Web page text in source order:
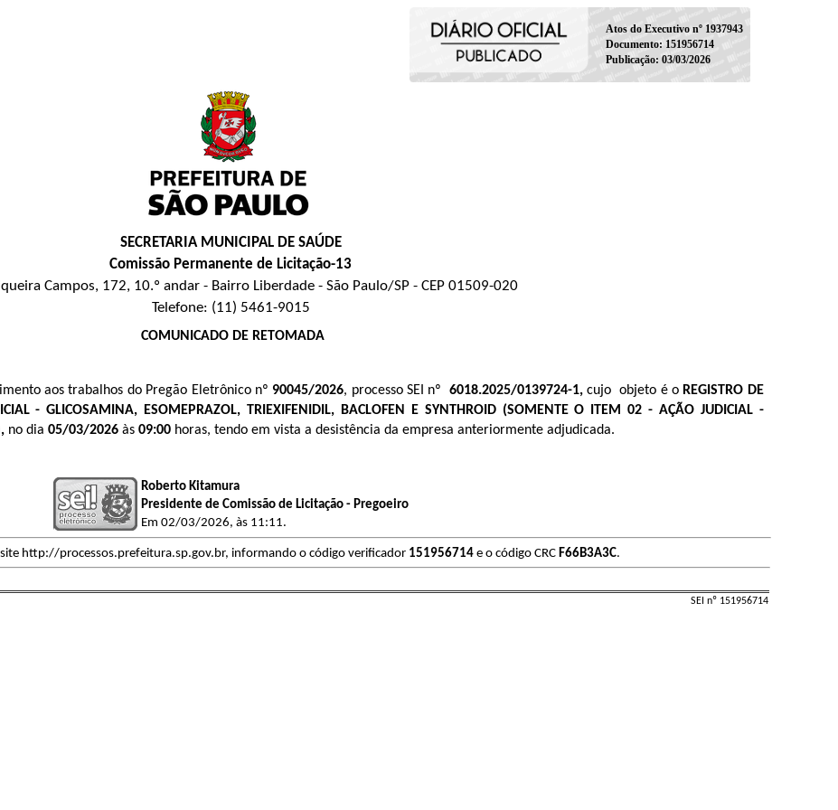
Atos do Executivo nº 1937943
Documento: 151956714
Publicação: 03/03/2026
SECRETARIA MUNICIPAL DE SAÚDE
Comissão Permanente de Licitação-13
Campos, 172, 10.º andar - Bairro Liberdade - São Paulo/SP - CEP 01509-020
Telefone: (11) 5461-9015
COMUNICADO DE RETOMADA
aos trabalhos do Pregão Eletrônico nº 90045/2026, processo SEI nº6018.2025/0139724-1,cujo objeto é o REGISTRO DE
- GLICOSAMINA, ESOMEPRAZOL, TRIEXIFENIDIL, BACLOFEN E SYNTHROID (SOMENTE O ITEM 02 - AÇÃO JUDICIAL -
no dia05/03/2026 às09:00 horas, tendo em vista a desistência da empresa anteriormente adjudicada.
Roberto Kitamura
Presidente de Comissão de Licitação - Pregoeiro
Em 02/03/2026, às 11:11.
http://processos.prefeitura.sp.gov.br, informando o código verificador 151956714 e o código CRC F66B3A3C.
SEI nº 151956714